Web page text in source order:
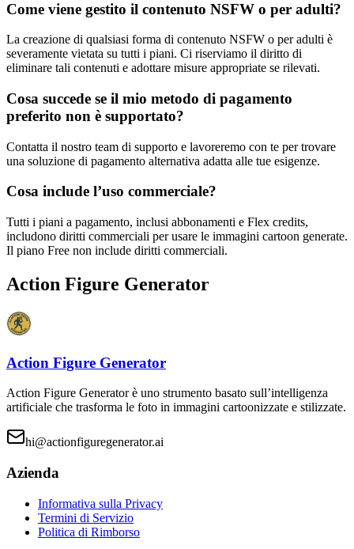
Come viene gestito il contenuto NSFW o per adulti?
La creazione di qualsiasi forma di contenuto NSFW o per adulti è
severamente vietata su tutti i piani. Ci riserviamo il diritto di
eliminare tali contenuti e adottare misure appropriate se rilevati.
Cosa succede se il mio metodo di pagamento
preferito non è supportato?
Contatta il nostro team di supporto e lavoreremo con te per trovare
una soluzione di pagamento alternativa adatta alle tue esigenze.
Cosa include l’uso commerciale?
Tutti i piani a pagamento, inclusi abbonamenti e Flex credits,
includono diritti commerciali per usare le immagini cartoon generate.
Il piano Free non include diritti commerciali.
Action Figure Generator
Action Figure Generator
Action Figure Generator è uno strumento basato sull’intelligenza
artificiale che trasforma le foto in immagini cartoonizzate e stilizzate.
hi@actionfiguregenerator.ai
Azienda
Informativa sulla Privacy
Termini di Servizio
Politica di Rimborso